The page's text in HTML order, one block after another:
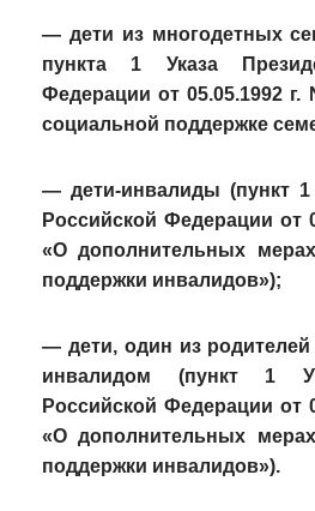
— дети из многодетных
пункта 1 Указа
Федерации от 05.05.1992
социальной поддержке
— дети-инвалиды (пункт 1
Российской Федерации от
«О дополнительных мерах
поддержки инвалидов»);
— дети, один из родителей
инвалидом (пункт 1
Российской Федерации от
«О дополнительных мерах
поддержки инвалидов»).